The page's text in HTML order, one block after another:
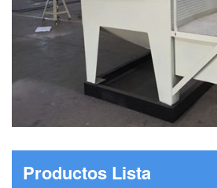
Productos Lista